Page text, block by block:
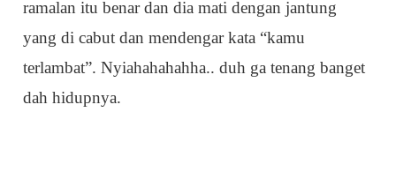
ramalan itu benar dan dia mati dengan jantung
yang di cabut dan mendengar kata “kamu
terlambat”. Nyiahahahahha.. duh ga tenang banget
dah hidupnya.